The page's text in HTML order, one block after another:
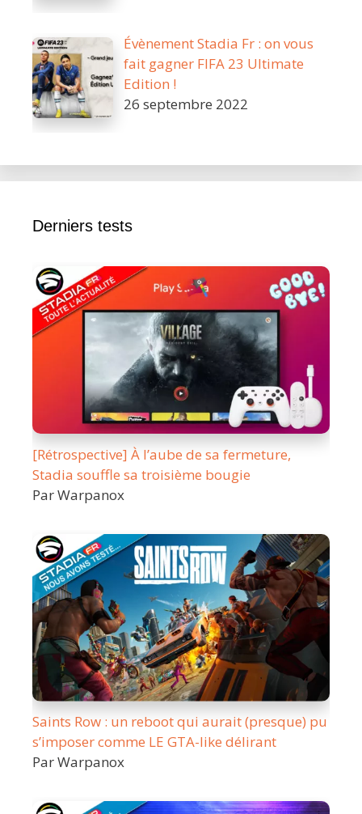
Évènement Stadia Fr : on vous
fait gagner FIFA 23 Ultimate
Edition !
26 septembre 2022
Derniers tests
[Rétrospective] À l’aube de sa fermeture,
Stadia souffle sa troisième bougie
Par Warpanox
Saints Row : un reboot qui aurait (presque) pu
s’imposer comme LE GTA-like délirant
Par Warpanox